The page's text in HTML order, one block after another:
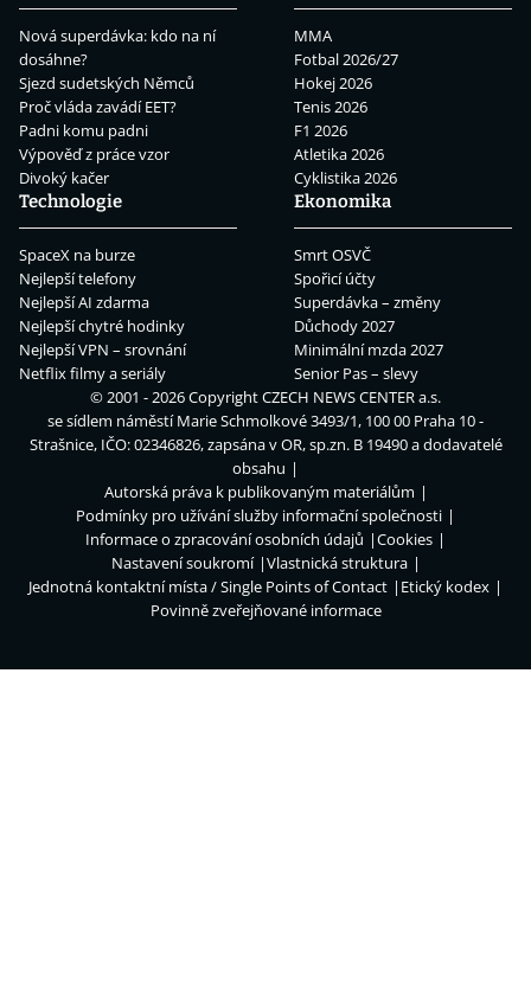
Nová superdávka: kdo na ní
dosáhne?
Sjezd sudetských Němců
Proč vláda zavádí EET?
Padni komu padni
Výpověď z práce vzor
Divoký kačer
MMA
Fotbal 2026/27
Hokej 2026
Tenis 2026
F1 2026
Atletika 2026
Cyklistika 2026
Technologie
SpaceX na burze
Nejlepší telefony
Nejlepší AI zdarma
Nejlepší chytré hodinky
Nejlepší VPN – srovnání
Netflix filmy a seriály
Ekonomika
Smrt OSVČ
Spořicí účty
Superdávka – změny
Důchody 2027
Minimální mzda 2027
Senior Pas – slevy
© 2001 - 2026 CopyrightCZECH NEWS CENTER a.s.
se sídlem náměstí Marie Schmolkové 3493/1, 100 00 Praha 10 -
Strašnice, IČO: 02346826, zapsána v OR, sp.zn. B 19490 a dodavatelé
obsahu
Autorská práva k publikovaným materiálům
Podmínky pro užívání služby informační společnosti
Informace o zpracování osobních údajů
Cookies
Nastavení soukromí
Vlastnická struktura
Jednotná kontaktní místa / Single Points of Contact
Etický kodex
Povinně zveřejňované informace